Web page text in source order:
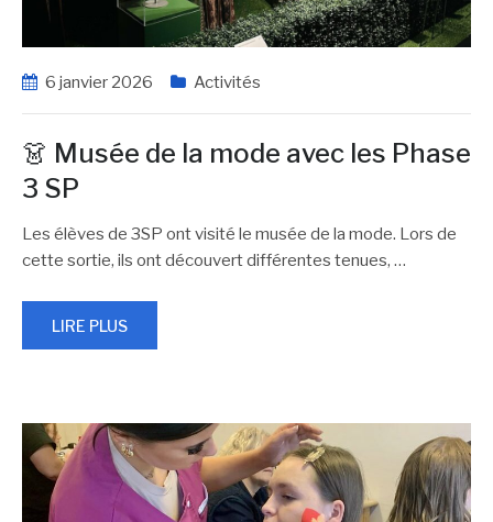
6 janvier 2026 Activités
👗 Musée de la mode avec les Phase
3 SP
Les élèves de 3SP ont visité le musée de la mode. Lors de
cette sortie, ils ont découvert différentes tenues, …
LIRE PLUS